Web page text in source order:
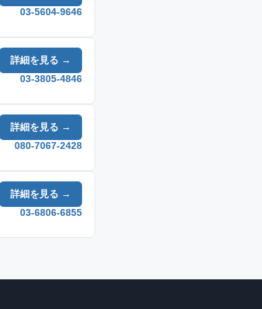
03-5604-9646
詳細を見る →
03-3805-4846
詳細を見る →
080-7067-2428
詳細を見る →
03-6806-6855